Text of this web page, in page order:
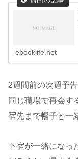
ebooklife.net
2週間前の次週予
同じ職場で再会す
宿先まで暢子と一
下宿が一緒になっ